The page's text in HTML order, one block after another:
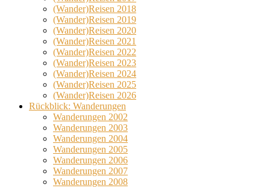
(Wander)Reisen 2018
(Wander)Reisen 2019
(Wander)Reisen 2020
(Wander)Reisen 2021
(Wander)Reisen 2022
(Wander)Reisen 2023
(Wander)Reisen 2024
(Wander)Reisen 2025
(Wander)Reisen 2026
Rückblick: Wanderungen
Wanderungen 2002
Wanderungen 2003
Wanderungen 2004
Wanderungen 2005
Wanderungen 2006
Wanderungen 2007
Wanderungen 2008